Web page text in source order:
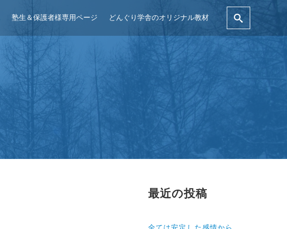
塾生＆保護者様専用ページ どんぐり学舎のオリジナル教材
最近の投稿